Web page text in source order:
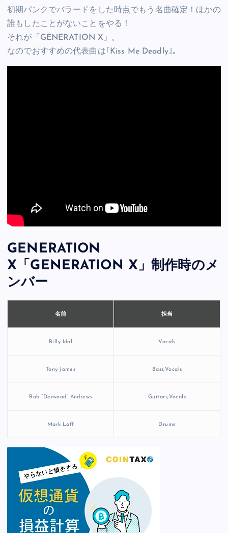
初期パンクでバラードをした時点でもう名曲確定！ほかの
誰もしたことがないことをやる！
それが「GENERATION X」。
なのでおすすめの代表曲は｢Kiss Me Deadly｣。
GENERATION
X「GENERATION X」制作時のメ
ンバー
名前 担当
Billy Idol Vocals
Tony James Bass,Vocals
Bob “Derwood” Andrews Guitars,Vocals
Mark Laff Drums